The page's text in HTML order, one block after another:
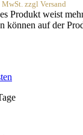
zzgl Versand
Produkt weist
können auf der